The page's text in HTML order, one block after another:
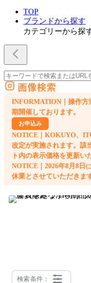
TOP
ブランドから探す
カテゴリーから探
外部サイトの商品をカートに追加
他のサイトで見つけた商品ページの
画像検索
INFORMATION｜操作方
期開催しております。
お申込み
NOTICE｜KOKUYO、
改定が実施されます。該
ト内の表示価格を更新い
NOTICE｜2026年8月8日(
休業とさせていただきま
検索条件：